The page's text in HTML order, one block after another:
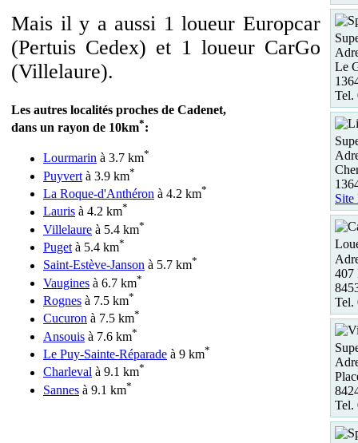
Mais il y a aussi 1 loueur Europcar
(Pertuis Cedex) et 1 loueur CarGo
(Villelaure).
Les autres localités proches de Cadenet,
dans un rayon de 10km*:
Lourmarin à 3.7 km*
Puyvert à 3.9 km*
La Roque-d'Anthéron à 4.2 km*
Lauris à 4.2 km*
Villelaure à 5.4 km*
Puget à 5.4 km*
Saint-Estève-Janson à 5.7 km*
Vaugines à 6.7 km*
Rognes à 7.5 km*
Cucuron à 7.5 km*
Ansouis à 7.6 km*
Le Puy-Sainte-Réparade à 9 km*
Charleval à 9.1 km*
Sannes à 9.1 km*
Le
Tel.
Site
407
Tel.
Tel.